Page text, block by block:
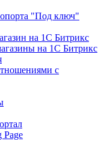
"Под ключ"
на 1С Битрикс
на 1С Битрикс
с